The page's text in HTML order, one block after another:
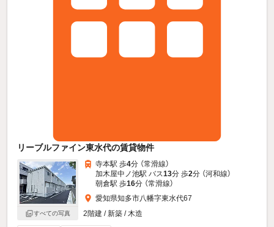
リーブルファイン東水代の賃貸物件
すべての写真
寺本駅 歩4分 （常滑線）
加木屋中ノ池駅 バス13分 歩2分 （河和線）
朝倉駅 歩16分 （常滑線）
愛知県知多市八幡字東水代67
2階建 / 新築 / 木造